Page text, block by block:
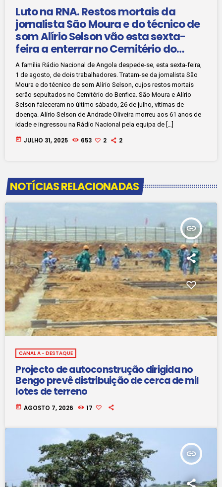
Luto na RNA. Restos mortais da
jornalista São Moura e do técnico de
som Alírio Selson vão esta sexta-
feira a enterrar no Cemitério do
Benfica
A família Rádio Nacional de Angola despede-se, esta sexta-feira,
1 de agosto, de dois trabalhadores. Tratam-se da jornalista São
Moura e do técnico de som Alírio Selson, cujos restos mortais
serão sepultados no Cemitério do Benfica. São Moura e Alírio
Selson faleceram no último sábado, 26 de julho, vítimas de
doença. Alírio Selson de Andrade Oliveira morreu aos 61 anos de
idade e ingressou na Rádio Nacional pela equipa de […]
today JULHO 31, 2025 653 2 2
NOTÍCIAS RELACIONADAS
insert_link
CANAL A - DESTAQUE
Projecto de autoconstrução dirigida no
Bengo prevê distribuição de cerca de mil
lotes de terreno
today AGOSTO 7, 2026 17
insert_link